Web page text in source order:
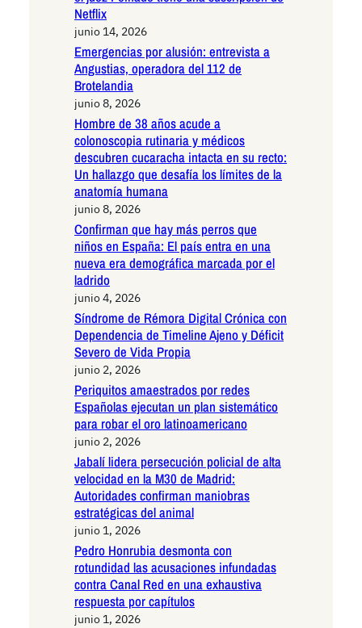
Netflix
junio 14, 2026
Emergencias por alusión: entrevista a
Angustias, operadora del 112 de
Brotelandia
junio 8, 2026
Hombre de 38 años acude a
colonoscopia rutinaria y médicos
descubren cucaracha intacta en su recto:
Un hallazgo que desafía los límites de la
anatomía humana
junio 8, 2026
Confirman que hay más perros que
niños en España: El país entra en una
nueva era demográfica marcada por el
ladrido
junio 4, 2026
Síndrome de Rémora Digital Crónica con
Dependencia de Timeline Ajeno y Déficit
Severo de Vida Propia
junio 2, 2026
Periquitos amaestrados por redes
Españolas ejecutan un plan sistemático
para robar el oro latinoamericano
junio 2, 2026
Jabalí lidera persecución policial de alta
velocidad en la M30 de Madrid:
Autoridades confirman maniobras
estratégicas del animal
junio 1, 2026
Pedro Honrubia desmonta con
rotundidad las acusaciones infundadas
contra Canal Red en una exhaustiva
respuesta por capítulos
junio 1, 2026